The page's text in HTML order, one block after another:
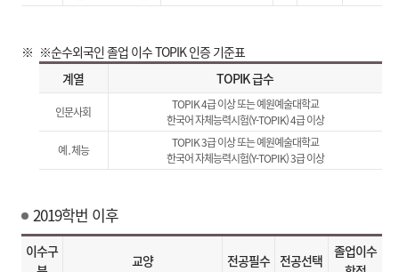
※순수외국인 졸업 이수 TOPIK 인증 기준표
계열
TOPIK 급수
인문사회
TOPIK 4급 이상 또는 예원예술대학교
한국어 자체능력시험(Y-TOPIK) 4급 이상
예․체능
TOPIK 3급 이상 또는 예원예술대학교
한국어 자체능력시험(Y-TOPIK) 3급 이상
2019학번 이후
이수구
교양 전공필수 전공선택
졸업이수